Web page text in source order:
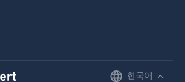
한국어